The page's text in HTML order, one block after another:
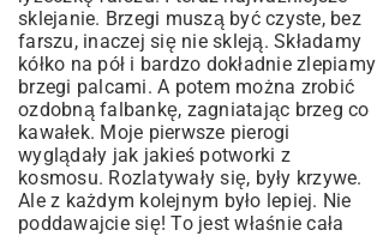
sklejanie. Brzegi muszą być czyste, bez
farszu, inaczej się nie skleją. Składamy
kółko na pół i bardzo dokładnie zlepiamy
brzegi palcami. A potem można zrobić
ozdobną falbankę, zagniatając brzeg co
kawałek. Moje pierwsze pierogi
wyglądały jak jakieś potworki z
kosmosu. Rozlatywały się, były krzywe.
Ale z każdym kolejnym było lepiej. Nie
poddawajcie się! To jest właśnie cała